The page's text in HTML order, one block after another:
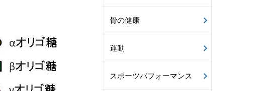
骨の健康
運動
スポーツパフォーマンス